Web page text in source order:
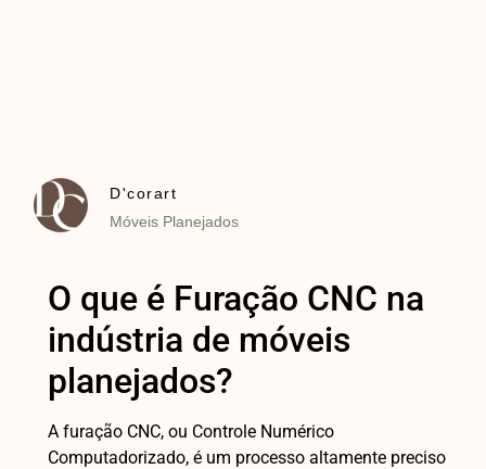
D'corart
Móveis Planejados
O que é Furação CNC na
indústria de móveis
planejados?
A furação CNC, ou Controle Numérico
Computadorizado, é um processo altamente preciso